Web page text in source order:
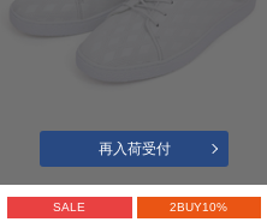
再入荷受付
SALE
2BUY10%